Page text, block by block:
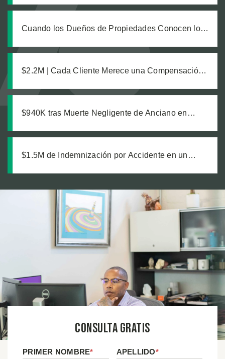
Cuando los Dueños de Propiedades Conocen los
$2.2M | Cada Cliente Merece una Compensación
$940K tras Muerte Negligente de Anciano en
$1.5M de Indemnización por Accidente en un
Consulta Gratis
PRIMER NOMBRE* APELLIDO*